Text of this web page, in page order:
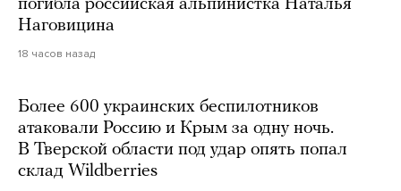
погибла российская альпинистка Наталья
Наговицина
18 часов назад
Более 600 украинских беспилотников
атаковали Россию и Крым за одну ночь.
В Тверской области под удар опять попал
склад Wildberries